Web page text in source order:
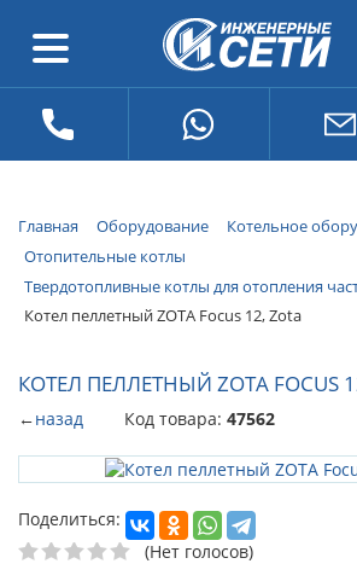
Главная Оборудование
Котельное
Отопительные котлы
Твердотопливные котлы для отопления
Котел пеллетный ZOTA Focus 12, Zota
КОТЕЛ ПЕЛЛЕТНЫЙ ZOTA FOCUS
←назад Код товара: 47562
Поделиться:
(Нет голосов)